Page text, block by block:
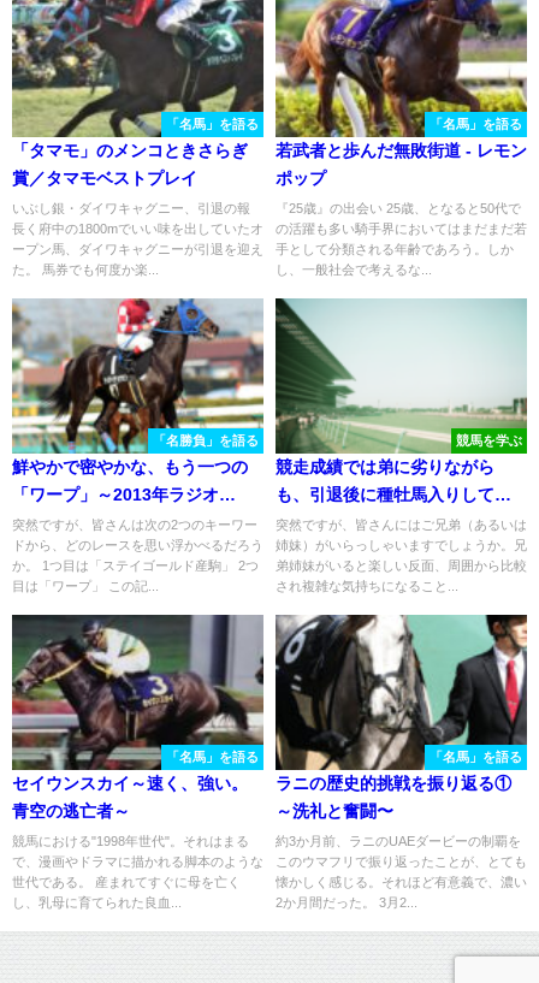
「名馬」を語る
「タマモ」のメンコときさらぎ
賞／タマモベストプレイ
いぶし銀・ダイワキャグニー、引退の報
長く府中の1800mでいい味を出していたオ
ープン馬、ダイワキャグニーが引退を迎え
た。 馬券でも何度か楽...
「名馬」を語る
若武者と歩んだ無敗街道 - レモン
ポップ
『25歳』の出会い 25歳、となると50代で
の活躍も多い騎手界においてはまだまだ若
手として分類される年齢であろう。しか
し、一般社会で考えるな...
「名勝負」を語る
鮮やかで密やかな、もう一つの
「ワープ」～2013年ラジオ
NIKKEI賞・ケイアイチョウサン
～
突然ですが、皆さんは次の2つのキーワー
ドから、どのレースを思い浮かべるだろう
か。 1つ目は「ステイゴールド産駒」 2つ
目は「ワープ」 この記...
競馬を学ぶ
競走成績では弟に劣りながら
も、引退後に種牡馬入りしてか
ら評価を逆転させた兄たち
突然ですが、皆さんにはご兄弟（あるいは
姉妹）がいらっしゃいますでしょうか。兄
弟姉妹がいると楽しい反面、周囲から比較
され複雑な気持ちになること...
「名馬」を語る
セイウンスカイ～速く、強い。
青空の逃亡者～
競馬における"1998年世代"。それはまる
で、漫画やドラマに描かれる脚本のような
世代である。 産まれてすぐに母を亡く
し、乳母に育てられた良血...
「名馬」を語る
ラニの歴史的挑戦を振り返る①
～洗礼と奮闘〜
約3か月前、ラニのUAEダービーの制覇を
このウマフリで振り返ったことが、とても
懐かしく感じる。それほど有意義で、濃い
2か月間だった。 3月2...